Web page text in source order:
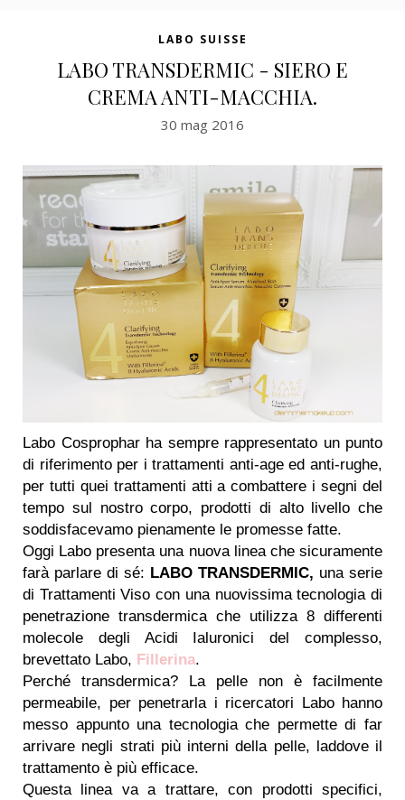
LABO SUISSE
LABO TRANSDERMIC - SIERO E
CREMA ANTI-MACCHIA.
30 mag 2016
Labo Cosprophar ha sempre rappresentato un punto
di riferimento per i trattamenti anti-age ed anti-rughe,
per tutti quei trattamenti atti a combattere i segni del
tempo sul nostro corpo, prodotti di alto livello che
soddisfacevamo pienamente le promesse fatte.
Oggi Labo presenta una nuova linea che sicuramente
farà parlare di sé: LABO TRANSDERMIC, una serie
di Trattamenti Viso con una nuovissima tecnologia di
penetrazione transdermica che utilizza 8 differenti
molecole degli Acidi Ialuronici del complesso,
brevettato Labo, Fillerina.
Perché transdermica? La pelle non è facilmente
permeabile, per penetrarla i ricercatori Labo hanno
messo appunto una tecnologia che permette di far
arrivare negli strati più interni della pelle, laddove il
trattamento è più efficace.
Questa linea va a trattare, con prodotti specifici,